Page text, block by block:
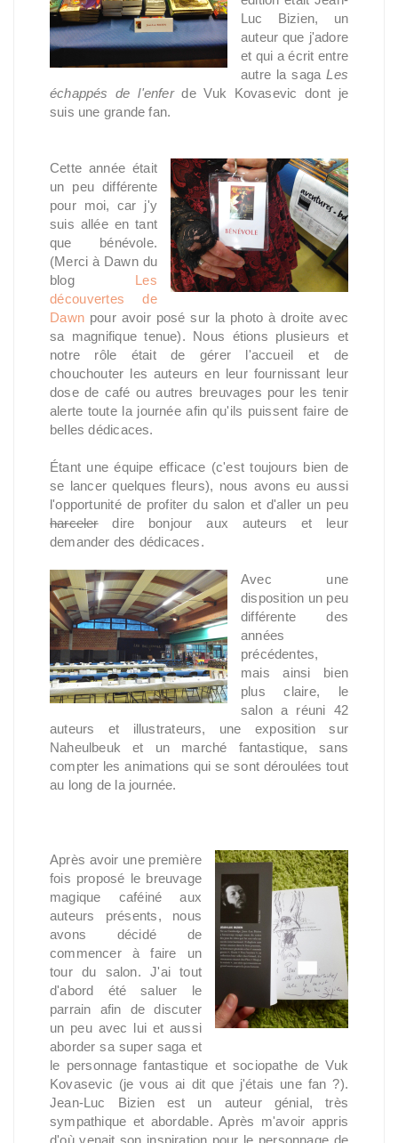
Luc Bizien, un
auteur que j'adore
et qui a écrit entre
autre la sagaLes
échappés de l'enferde Vuk Kovasevic dont je
suis une grande fan.
Cette année était
un peu différente
pour moi, car j'y
suis allée en tant
que bénévole.
(Merci à Dawn du
blog Les
découvertes de
Dawn pour avoir posé sur la photo à droite avec
sa magnifique tenue). Nous étions plusieurs et
notre rôle était de gérer l'accueil et de
chouchouter les auteurs en leur fournissant leur
dose de café ou autres breuvages pour les tenir
alerte toute la journée afin qu'ils puissent faire de
belles dédicaces.
Étant une équipe efficace (c'est toujours bien de
se lancer quelques fleurs), nous avons eu aussi
l'opportunité de profiter du salon et d'aller un peu
harcelerdire bonjour aux auteurs et leur
demander des dédicaces.
Avec une
disposition un peu
différente des
années
précédentes,
mais ainsi bien
plus claire, le
salon a réuni 42
auteurs et illustrateurs, une exposition sur
Naheulbeuk et un marché fantastique, sans
compter les animations qui se sont déroulées tout
au long de la journée.
Après avoir une première
fois proposé le breuvage
magique caféiné aux
auteurs présents, nous
avons décidé de
commencer à faire un
tour du salon. J'ai tout
d'abord été saluer le
parrain afin de discuter
un peu avec lui et aussi
aborder sa super saga et
le personnage fantastique et sociopathe de Vuk
Kovasevic (je vous ai dit que j'étais une fan ?).
Jean-Luc Bizien est un auteur génial, très
sympathique et abordable. Après m'avoir appris
d'où venait son inspiration pour le personnage de